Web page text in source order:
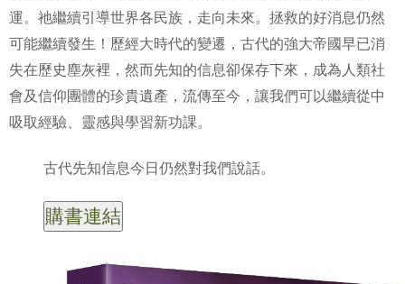
運。祂繼續引導世界各民族，走向未來。拯救的好消息仍然
可能繼續發生！歷經大時代的變遷，古代的強大帝國早已消
失在歷史塵灰裡，然而先知的信息卻保存下來，成為人類社
會及信仰團體的珍貴遺產，流傳至今，讓我們可以繼續從中
吸取經驗、靈感與學習新功課。
古代先知信息今日仍然對我們說話。